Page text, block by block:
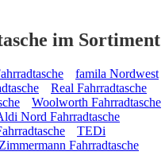
im Sortiment
famila Nordwest
Real Fahrradtasche
Woolworth Fahrradtasche
Nord Fahrradtasche
TEDi
Zimmermann Fahrradtasche